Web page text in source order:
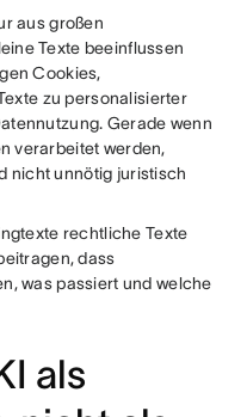
aus großen
Texte beeinflussen
Cookies,
zu personalisierter
Gerade wenn
verarbeitet werden,
nicht unnötig juristisch
rechtliche Texte
dass
was passiert und welche
als